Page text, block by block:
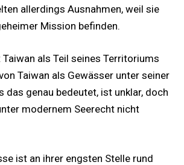
allerdings Ausnahmen, weil sie
Mission befinden.
als Teil seines Territoriums
Taiwan als Gewässer unter seiner
das genau bedeutet, ist unklar, doch
modernem Seerecht nicht
ist an ihrer engsten Stelle rund